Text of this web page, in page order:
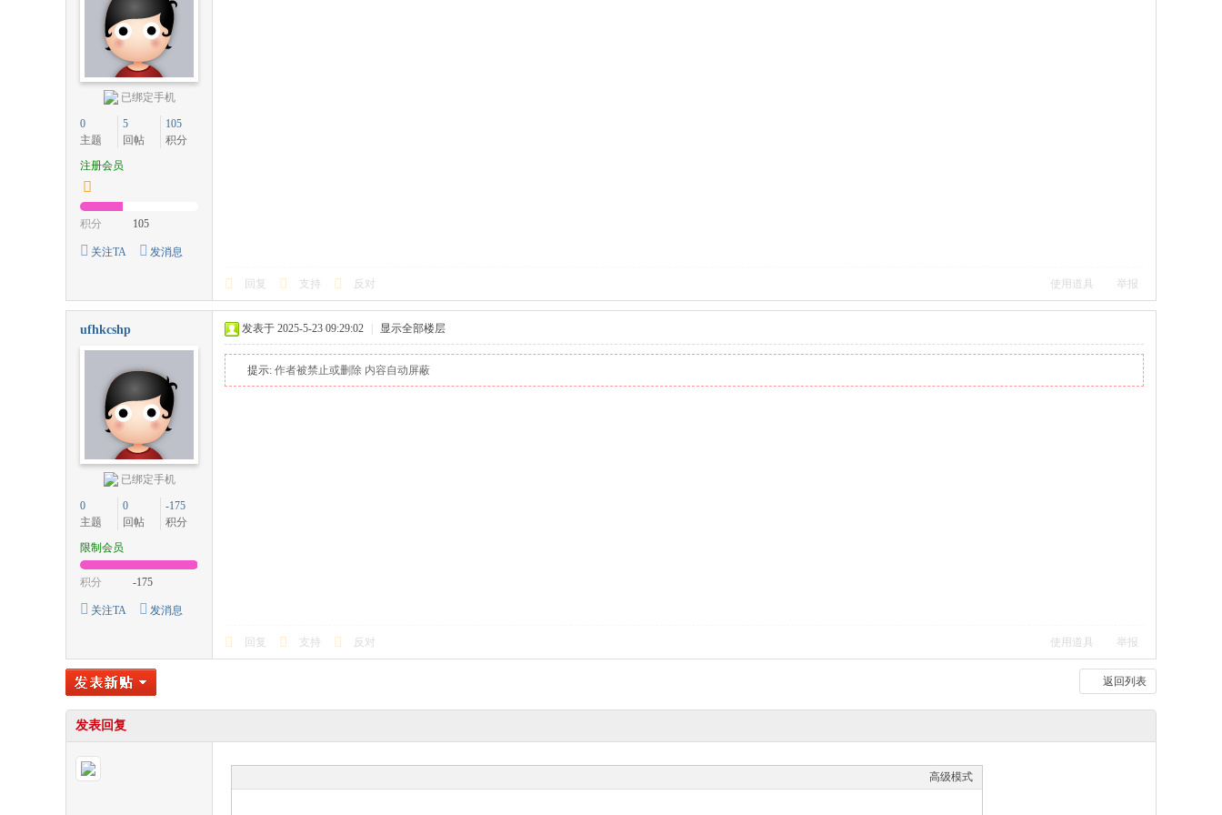
已绑定手机
0
主题
5
回帖
105
积分
注册会员
积分 105
关注TA 发消息
回复 支持 反对 使用道具 举报
ufhkcshp
已绑定手机
0
主题
0
回帖
-175
积分
限制会员
积分 -175
关注TA 发消息
发表于 2025-5-23 09:29:02 显示全部楼层
提示: 作者被禁止或删除 内容自动屏蔽
回复 支持 反对 使用道具 举报
返回列表
发表回复
高级模式